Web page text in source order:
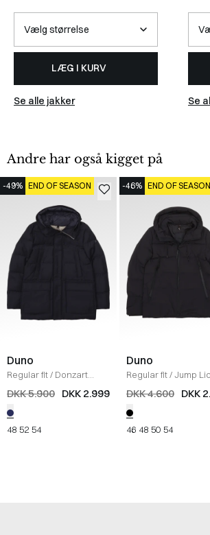
LÆG I KURV
Se alle jakker Se
Andre har også kigget på
-49% END OF SEASON
Duno
Regular fit/ Donzart
Bolzano Jakke/ NAVY
DKK 5.900 DKK 2.999
48 52 54
-46% END OF SEASON
Duno
Regular fit/Jump
2.0 Jakke
SORT
DKK 4.600 DKK
46 48 50 54